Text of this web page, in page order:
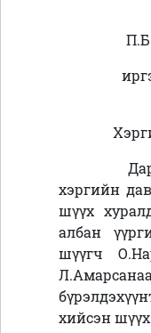
Дархан-
хэргийн
шүүх
албан
шүүгч
хийсэн